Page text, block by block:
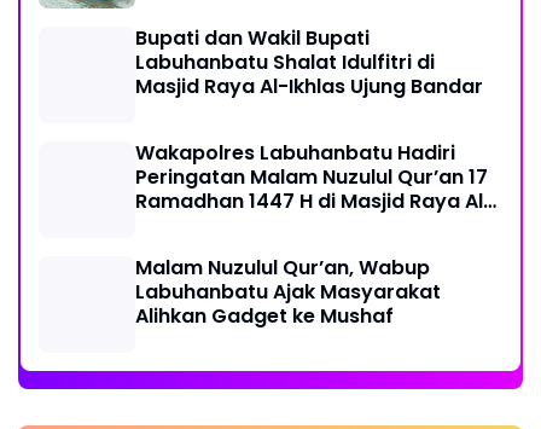
Bupati dan Wakil Bupati
Labuhanbatu Shalat Idulfitri di
Masjid Raya Al-Ikhlas Ujung Bandar
Wakapolres Labuhanbatu Hadiri
Peringatan Malam Nuzulul Qur’an 17
Ramadhan 1447 H di Masjid Raya Al-
Malam Nuzulul Qur’an, Wabup
Labuhanbatu Ajak Masyarakat
Alihkan Gadget ke Mushaf